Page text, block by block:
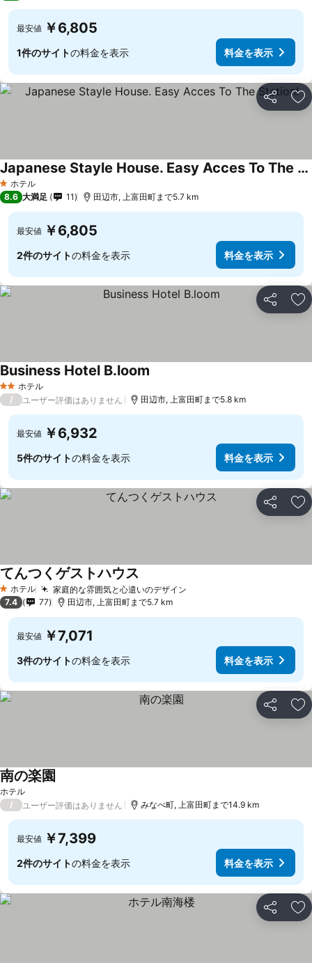
最安値 ￥6,805
1件のサイトの料金を表示 料金を表示
シェア お
1 ホテルのランク
ホテル
Japanese Stayle House. Easy Acces To The Station!
8.6 大満足 11 田辺市, 上富田町まで5.7 km
最安値 ￥6,805
2件のサイトの料金を表示 料金を表示
シェア お
2 ホテルのランク
ホテル
Business Hotel B.loom
/ ユーザー評価はありません 田辺市, 上富田町まで5.8 km
最安値 ￥6,932
5件のサイトの料金を表示 料金を表示
シェア お
1 ホテルのランク
ホテル 家庭的な雰囲気と心遣いのデザイン
てんつくゲストハウス
7.4 77 田辺市, 上富田町まで5.7 km
最安値 ￥7,071
3件のサイトの料金を表示 料金を表示
シェア お
ホテル
南の楽園
/ ユーザー評価はありません みなべ町, 上富田町まで14.9 km
最安値 ￥7,399
2件のサイトの料金を表示 料金を表示
シェア お